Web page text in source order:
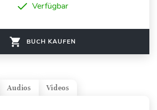
Verfügbar
BUCH KAUFEN
Videos
Audios